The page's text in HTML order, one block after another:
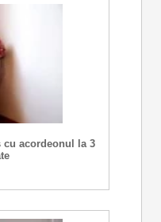
cu acordeonul la 3